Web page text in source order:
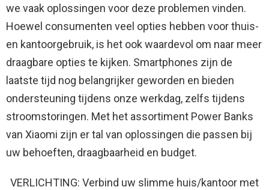
we vaak oplossingen voor deze problemen vinden.
Hoewel consumenten veel opties hebben voor thuis-
en kantoorgebruik, is het ook waardevol om naar meer
draagbare opties te kijken. Smartphones zijn de
laatste tijd nog belangrijker geworden en bieden
ondersteuning tijdens onze werkdag, zelfs tijdens
stroomstoringen. Met het assortiment Power Banks
van Xiaomi zijn er tal van oplossingen die passen bij
uw behoeften, draagbaarheid en budget.
VERLICHTING: Verbind uw slimme huis/kantoor met